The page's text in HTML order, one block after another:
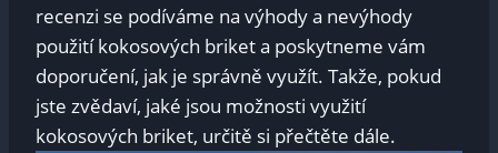
recenzi se podíváme na výhody a nevýhody
použití kokosových briket a poskytneme vám
doporučení, jak je správně využít. Takže, pokud
jste zvědaví, jaké jsou možnosti využití
kokosových briket, určitě si přečtěte dále.